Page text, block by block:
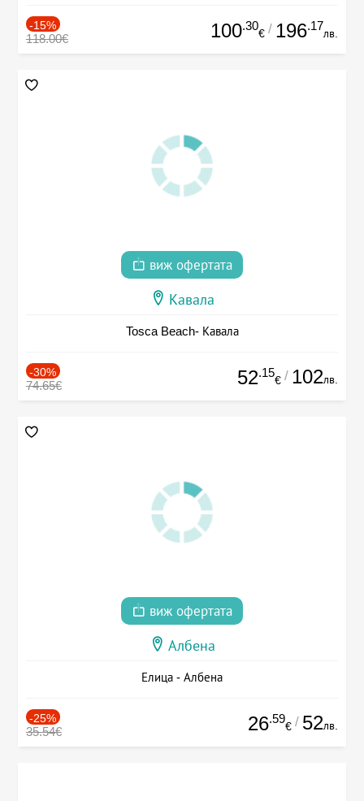
-15%
118.00€ 100.30
€ / 196.17
лв.
виж офертата
Кавала
Tosca Beach- Кавала
-30%
74.65€ 52.15
€ / 102лв.
виж офертата
Албена
Елица - Албена
-25%
35.54€ 26.59
€ / 52лв.